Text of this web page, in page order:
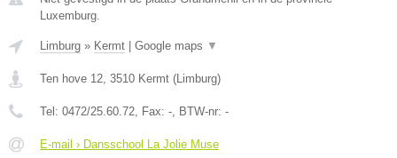
Luxemburg.
Limburg » Kermt Google maps ▼
Ten hove 12 3510 Kermt ( Limburg)
Tel: 0472/25.60.72 , Fax: - , BTW-nr: -
E-mail › Dansschool La Jolie Muse